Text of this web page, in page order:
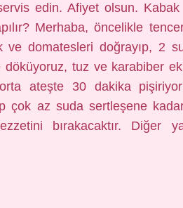
edin. Afiyet olsun.
Merhaba, öncelikle
ve domatesleri doğrayıp, 2
döküyoruz, tuz ve karabiber
orta ateşte 30 dakika
çok az suda sertleşene
bırakacaktır. Diğer